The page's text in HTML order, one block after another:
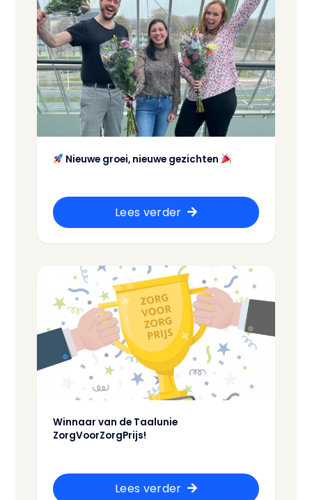
Nieuwe groei, nieuwe gezichten
Lees verder
Winnaar van de Taalunie
ZorgVoorZorgPrijs!
Lees verder